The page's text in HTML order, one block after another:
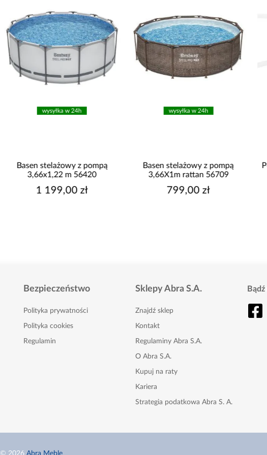
wysyłka w 24h
Basen stelażowy z pompą
3,66X1m rattan 56709
799,00 zł
wysyłka w 24h
Pompa do basenów
Bestway 3,596 l/h 58515
399,00 zł
Bezpieczeństwo
Polityka prywatności
Polityka cookies
Regulamin
Sklepy Abra S.A.
Znajdź sklep
Kontakt
Regulaminy Abra S.A.
O Abra S.A.
Kupuj na raty
Kariera
Strategia podatkowa Abra S. A.
Nasze gazetki
© 2026 Abra Meble